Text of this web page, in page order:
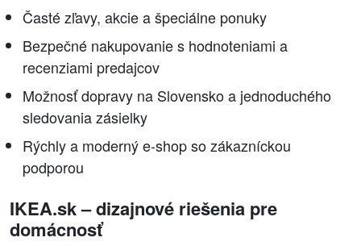
Časté zľavy, akcie a špeciálne ponuky
Bezpečné nakupovanie s hodnoteniami a
recenziami predajcov
Možnosť dopravy na Slovensko a jednoduchého
sledovania zásielky
Rýchly a moderný e-shop so zákazníckou
podporou
IKEA.sk – dizajnové riešenia pre
domácnosť